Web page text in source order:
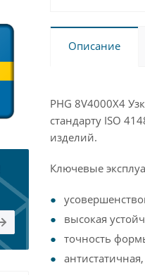
Описание
PHG 8V4000X4
стандарту ISO
изделий.
Ключевые
высокая
точность